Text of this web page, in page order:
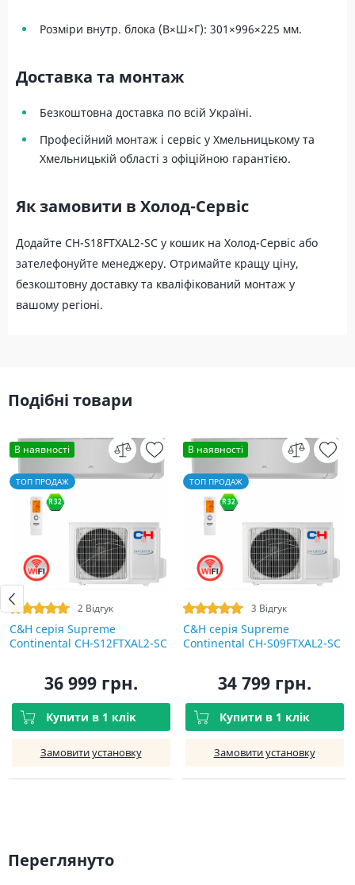
Розміри внутр. блока (В×Ш×Г): 301×996×225 мм.
Доставка та монтаж
Безкоштовна доставка по всій Україні.
Професійний монтаж і сервіс у Хмельницькому та
Хмельницькій області з офіційною гарантією.
Як замовити в Холод-Сервіс
Додайте CH-S18FTXAL2-SC у кошик на Холод-Сервіс або
зателефонуйте менеджеру. Отримайте кращу ціну,
безкоштовну доставку та кваліфікований монтаж у
вашому регіоні.
Подібні товари
В наявності
ТОП ПРОДАЖ
2 Відгук
C&H cерія Supreme
Continental CH-S12FTXAL2-SC
36 999 грн.
Купити в 1 клік
Замовити установку
В наявності
ТОП ПРОДАЖ
3 Відгук
C&H cерія Supreme
Continental CH-S09FTXAL2-SC
34 799 грн.
Купити в 1 клік
Замовити установку
Переглянуто